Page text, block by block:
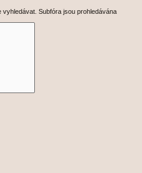
Subfóra jsou prohledávána